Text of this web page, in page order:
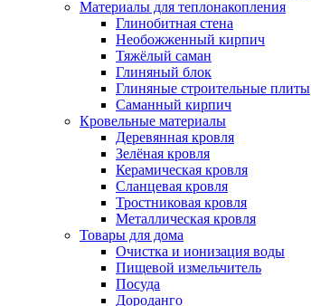
Материалы для теплонакопления
Глинобитная стена
Необожженный кирпич
Тяжёлый саман
Глиняный блок
Глиняные строительные плиты
Саманный кирпич
Кровельные материалы
Деревянная кровля
Зелёная кровля
Керамическая кровля
Сланцевая кровля
Тростниковая кровля
Металлическая кровля
Товары для дома
Очистка и ионизация воды
Пищевой измельчитель
Посуда
Дороданго